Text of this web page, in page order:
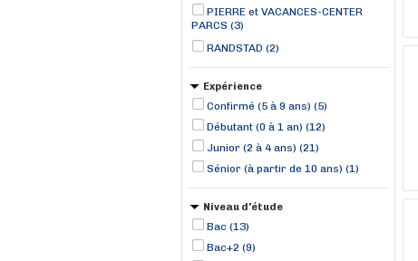
PIERRE et VACANCES-CENTER
PARCS (3)
RANDSTAD (2)
Expérience
Confirmé (5 à 9 ans) (5)
Débutant (0 à 1 an) (12)
Junior (2 à 4 ans) (21)
Sénior (à partir de 10 ans) (1)
Niveau d'étude
Bac (13)
Bac+2 (9)